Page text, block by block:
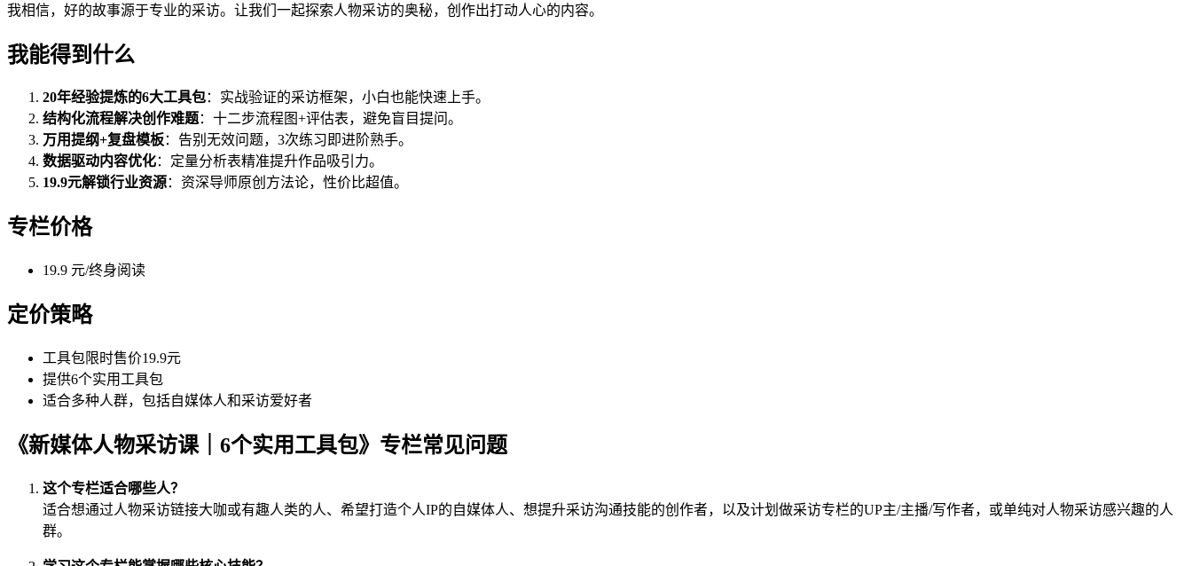
我相信，好的故事源于专业的采访。让我们一起探索人物采访的奥秘，创作出打动人心的内容。
我能得到什么
20年经验提炼的6大工具包：实战验证的采访框架，小白也能快速上手。
结构化流程解决创作难题：十二步流程图+评估表，避免盲目提问。
万用提纲+复盘模板：告别无效问题，3次练习即进阶熟手。
数据驱动内容优化：定量分析表精准提升作品吸引力。
19.9元解锁行业资源：资深导师原创方法论，性价比超值。
专栏价格
19.9 元/终身阅读
定价策略
工具包限时售价19.9元
提供6个实用工具包
适合多种人群，包括自媒体人和采访爱好者
《新媒体人物采访课｜6个实用工具包》专栏常见问题
这个专栏适合哪些人？
适合想通过人物采访链接大咖或有趣人类的人、希望打造个人IP的自媒体人、想提升采访沟通技能的创作者，以及计划做采访专栏的UP主/主播/写作者，或单纯对人物采访感兴趣的人
群。